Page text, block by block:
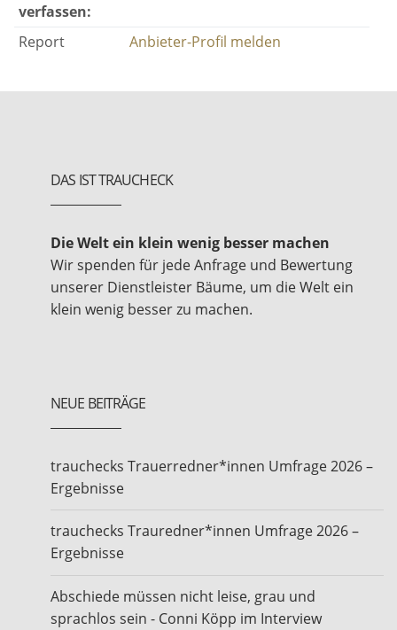
verfassen:
Report Anbieter-Profil melden
DAS IST TRAUCHECK
Die Welt ein klein wenig besser machen
Wir spenden für jede Anfrage und Bewertung
unserer Dienstleister Bäume, um die Welt ein
klein wenig besser zu machen.
NEUE BEITRÄGE
trauchecks Trauerredner*innen Umfrage 2026 –
Ergebnisse
trauchecks Trauredner*innen Umfrage 2026 –
Ergebnisse
Abschiede müssen nicht leise, grau und
sprachlos sein - Conni Köpp im Interview